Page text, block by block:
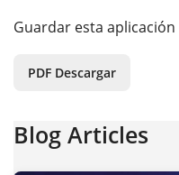
Guardar esta
PDF Descargar
Blog Articles